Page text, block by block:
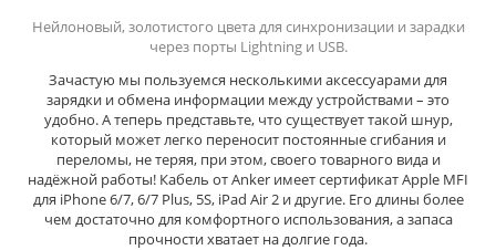
Нейлоновый, золотистого цвета для синхронизации и зарадки
через порты Lightning и USB.
Зачастую мы пользуемся несколькими аксессуарами для
зарядки и обмена информации между устройствами – это
удобно. А теперь представьте, что существует такой шнур,
который может легко переносит постоянные сгибания и
переломы, не теряя, при этом, своего товарного вида и
надёжной работы! Кабель от Anker имеет сертификат Apple MFI
для iPhone 6/7, 6/7 Plus, 5S, iPad Air 2 и другие. Его длины более
чем достаточно для комфортного использования, а запаса
прочности хватает на долгие года.